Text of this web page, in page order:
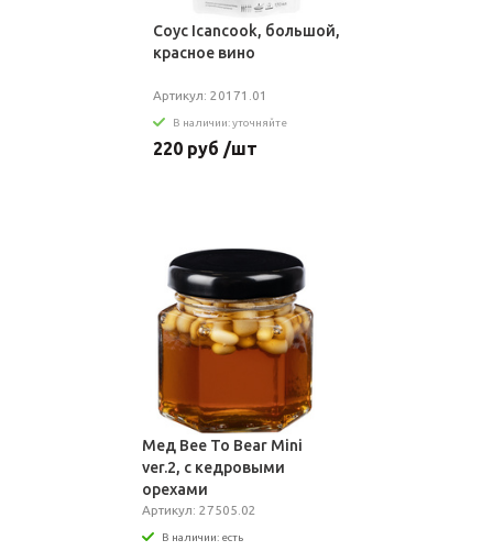
Соус Icancook, большой,
красное вино
Артикул: 20171.01
В наличии: уточняйте
220 руб /шт
Мед Bee To Bear Mini
ver.2, с кедровыми
орехами
Артикул: 27505.02
В наличии: есть